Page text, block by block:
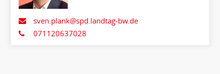
sven.plank@spd.landtag-bw.de
071120637028